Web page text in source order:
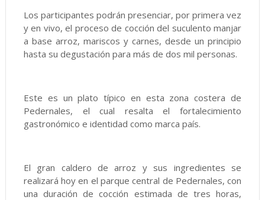
Los participantes podrán presenciar, por primera vez
y en vivo, el proceso de cocción del suculento manjar
a base arroz, mariscos y carnes, desde un principio
hasta su degustación para más de dos mil personas.
Este es un plato típico en esta zona costera de
Pedernales, el cual resalta el fortalecimiento
gastronómico e identidad como marca país.
El gran caldero de arroz y sus ingredientes se
realizará hoy en el parque central de Pedernales, con
una duración de cocción estimada de tres horas,